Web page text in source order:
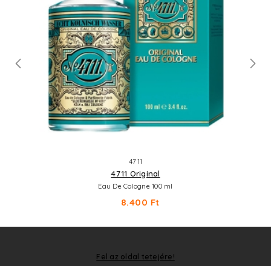
4711
4711 Original
Eau De Cologne 100 ml
8.400 Ft
Fel az oldal tetejére!